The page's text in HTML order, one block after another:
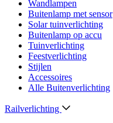
Wandlampen
Buitenlamp met sensor
Solar tuinverlichting
Buitenlamp op accu
Tuinverlichting
Feestverlichting
Stijlen
Accessoires
Alle Buitenverlichting
Railverlichting